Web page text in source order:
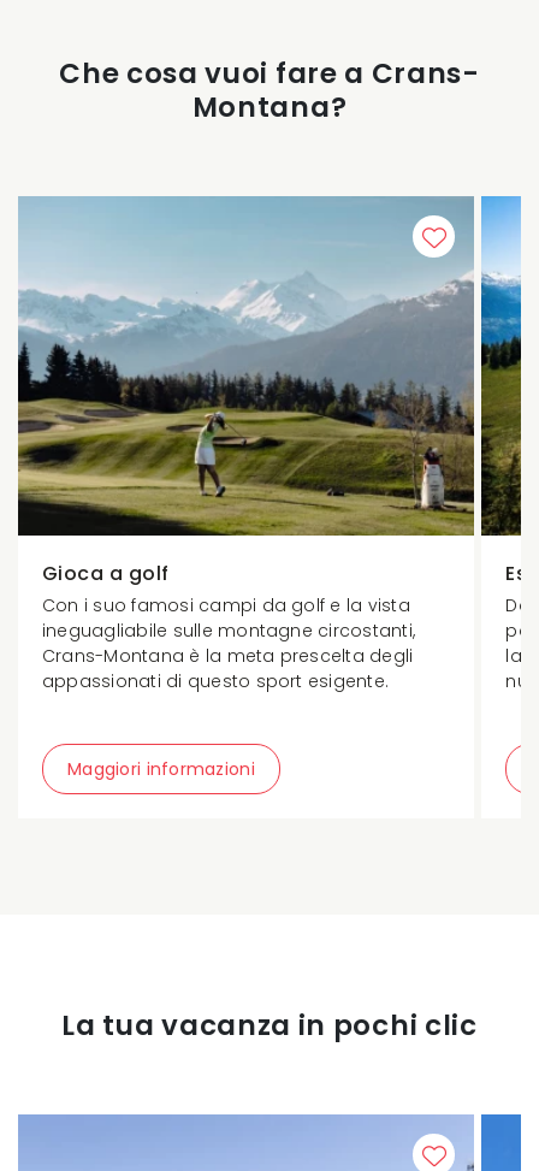
Che cosa vuoi fare a Crans-
Montana?
Gioca a golf
Con i suo famosi campi da golf e la vista
ineguagliabile sulle montagne circostanti,
Crans-Montana è la meta prescelta degli
appassionati di questo sport esigente.
Maggiori informazioni
La tua vacanza in pochi clic